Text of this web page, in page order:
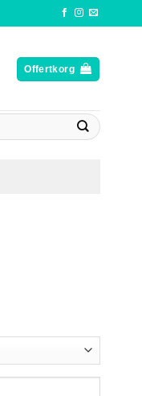
Offertkorg